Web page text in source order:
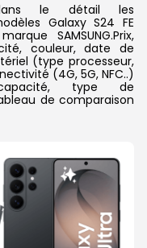
le détail les
Galaxy S24 FE
SAMSUNG.Prix,
couleur, date de
(type processeur,
(4G, 5G, NFC..)
type de
de comparaison